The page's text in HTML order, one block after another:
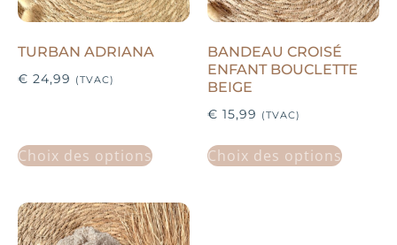
TURBAN ADRIANA
€ 24,99 (TVAC)
Choix des options
BANDEAU CROISÉ
ENFANT BOUCLETTE
BEIGE
€ 15,99 (TVAC)
Choix des options